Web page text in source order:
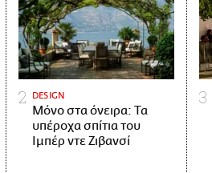
DESIGN
Μόνο στα όνειρα: Τα
υπέροχα σπίτια του
Ιμπέρ ντε Ζιβανσί